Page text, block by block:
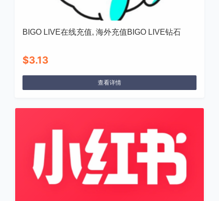
BIGO LIVE在线充值, 海外充值BIGO LIVE钻石
$3.13
查看详情